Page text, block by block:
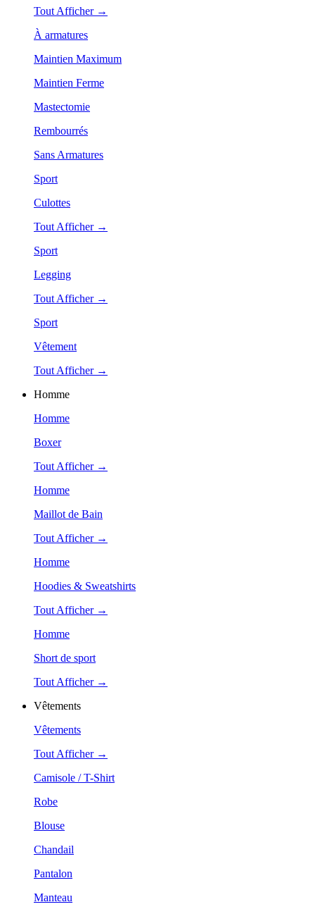
Tout Afficher →
À armatures
Maintien Maximum
Maintien Ferme
Mastectomie
Rembourrés
Sans Armatures
Sport
Culottes
Tout Afficher →
Sport
Legging
Tout Afficher →
Sport
Vêtement
Tout Afficher →
Homme
Homme
Boxer
Tout Afficher →
Homme
Maillot de Bain
Tout Afficher →
Homme
Hoodies & Sweatshirts
Tout Afficher →
Homme
Short de sport
Tout Afficher →
Vêtements
Vêtements
Tout Afficher →
Camisole / T-Shirt
Robe
Blouse
Chandail
Pantalon
Manteau